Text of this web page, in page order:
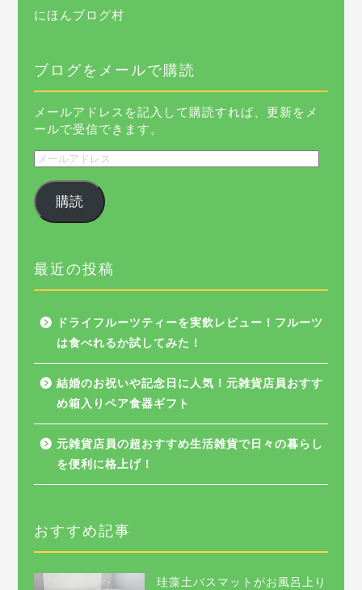
にほんブログ村
ブログをメールで購読
メールアドレスを記入して購読すれば、更新をメ
ールで受信できます。
メ
ル
ア
ド
ス
購読
最近の投稿
ドライフルーツティーを実飲レビュー！フルーツ
は食べれるか試してみた！
結婚のお祝いや記念日に人気！元雑貨店員おすす
め箱入りペア食器ギフト
元雑貨店員の超おすすめ生活雑貨で日々の暮らし
を便利に格上げ！
おすすめ記事
珪藻土バスマットがお風呂上り